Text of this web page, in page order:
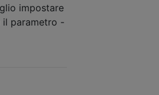
impostare
il parametro -